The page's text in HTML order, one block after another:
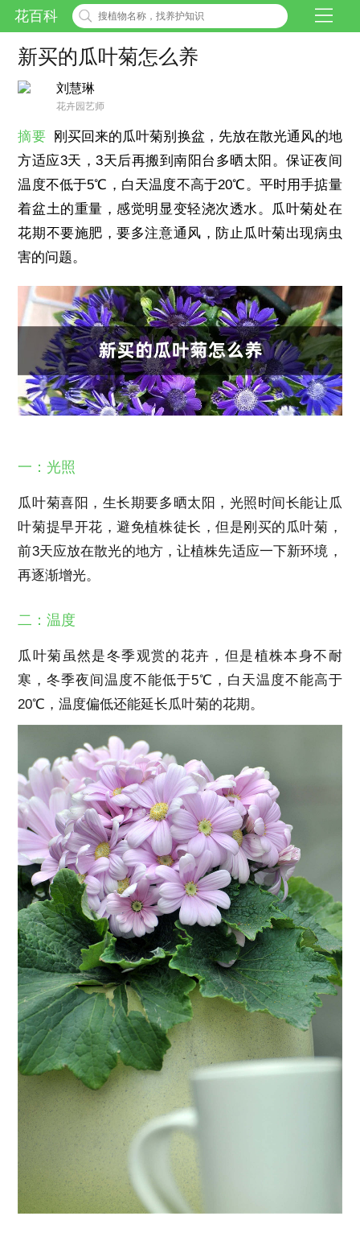
花百科
新买的瓜叶菊怎么养
刘慧琳
花卉园艺师
摘要
刚买回来的瓜叶菊别换盆，先放在散光通风的地
方适应3天，3天后再搬到南阳台多晒太阳。保证夜间
温度不低于5℃，白天温度不高于20℃。平时用手掂量
着盆土的重量，感觉明显变轻浇次透水。瓜叶菊处在
花期不要施肥，要多注意通风，防止瓜叶菊出现病虫
害的问题。
一：光照
瓜叶菊喜阳，生长期要多晒太阳，光照时间长能让瓜
叶菊提早开花，避免植株徒长，但是刚买的瓜叶菊，
前3天应放在散光的地方，让植株先适应一下新环境，
再逐渐增光。
二：温度
瓜叶菊虽然是冬季观赏的花卉，但是植株本身不耐
寒，冬季夜间温度不能低于5℃，白天温度不能高于
20℃，温度偏低还能延长瓜叶菊的花期。